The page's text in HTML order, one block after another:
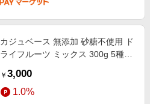
カジュベース 無添加 砂糖不使用 ド
ライフルーツ ミックス 300g 5種
サルタナレーズン トンプソンレー
￥ 3,000
1.0%